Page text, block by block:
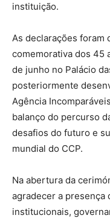
instituição.
As declarações foram
comemorativa dos 45
de junho no Palácio
posteriormente
Agência
balanço do percurso
desafios do futuro e
mundial do CCP.
Na abertura da
agradecer a presença
institucionais,